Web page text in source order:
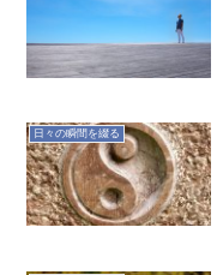
日々の瞬間を綴る